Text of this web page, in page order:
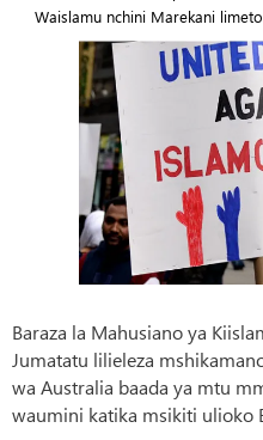
Waislamu nchini Marekani
Baraza la Mahusiano ya
Jumatatu lilieleza
wa Australia baada ya mtu
waumini katika msikiti ulioko